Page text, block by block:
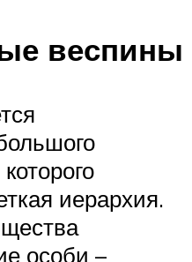
веспины
иерархия.
особи –